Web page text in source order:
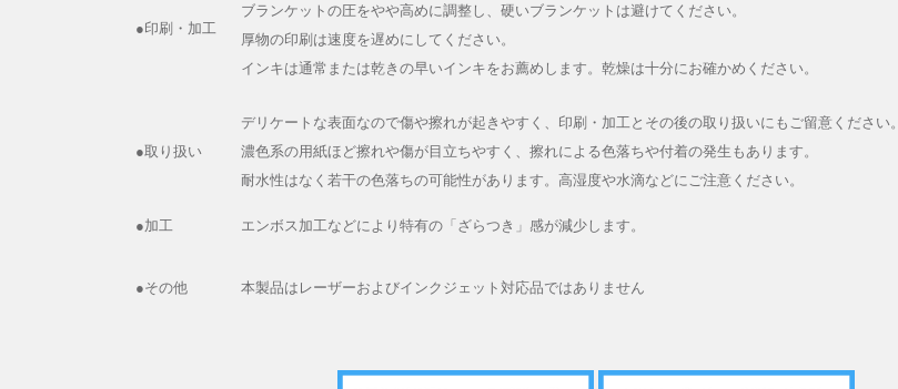
●印刷・加工
ブランケットの圧をやや高めに調整し、硬いブランケットは避けてください。
厚物の印刷は速度を遅めにしてください。
インキは通常または乾きの早いインキをお薦めします。乾燥は十分にお確かめください。
●取り扱い
デリケートな表面なので傷や擦れが起きやすく、印刷・加工とその後の取り扱いにもご留意ください。
濃色系の用紙ほど擦れや傷が目立ちやすく、擦れによる色落ちや付着の発生もあります。
耐水性はなく若干の色落ちの可能性があります。高湿度や水滴などにご注意ください。
●加工 エンボス加工などにより特有の「ざらつき」感が減少します。
●その他 本製品はレーザーおよびインクジェット対応品ではありません